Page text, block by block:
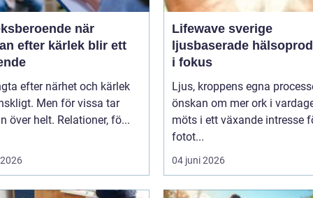
när
efter kärlek blir ett
efter närhet och kärlek
Men för vissa tar
över helt. Relationer, fö...
Lifewave sverige
ljusbaserade
i fokus
Ljus, kroppens egna
önskan om mer ork i
möts i ett växande intresse
fotot...
04 juni 2026